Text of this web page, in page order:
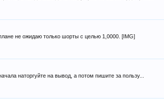
не ожидаю только шорты с целью 1,0000. [IMG]
наторгуйте на вывод, а потом пишите за пользу...